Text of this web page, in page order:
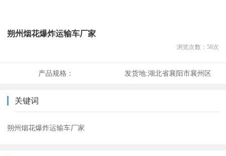
朔州烟花爆炸运输车厂家
浏览次数： 58次
产品规格： 发货地:湖北省襄阳市襄州区
关键词
朔州烟花爆炸运输车厂家